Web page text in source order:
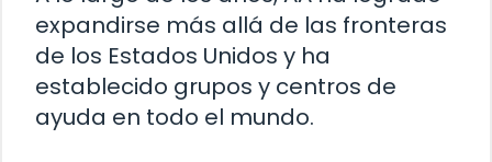
expandirse más allá de las fronteras
de los Estados Unidos y ha
establecido grupos y centros de
ayuda en todo el mundo.